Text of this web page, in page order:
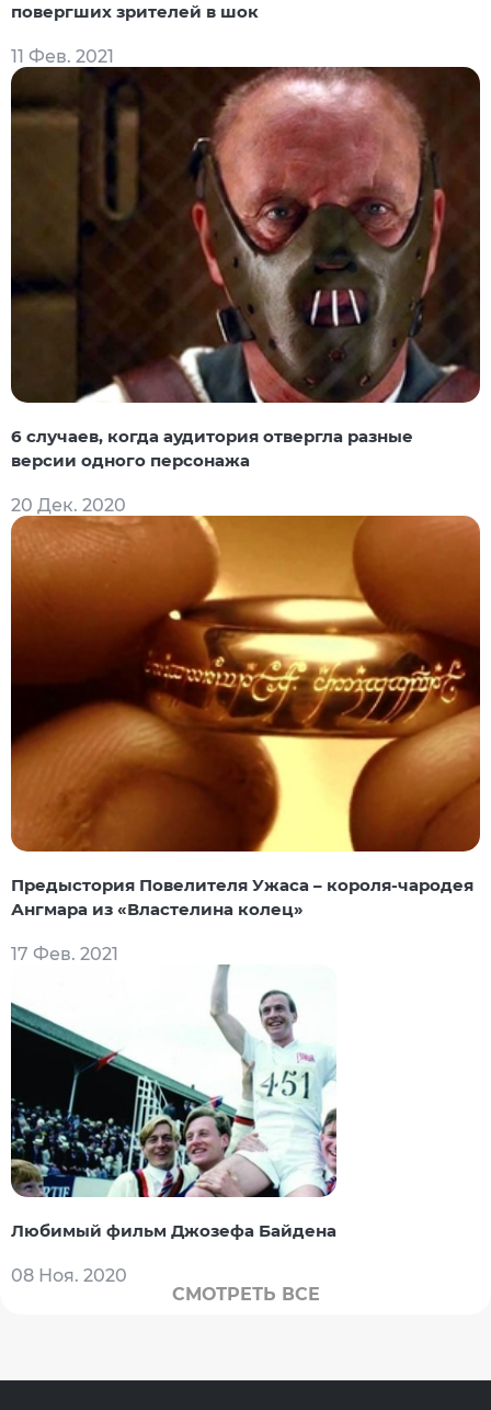
повергших зрителей в шок
11 Фев. 2021
6 случаев, когда аудитория отвергла разные
версии одного персонажа
20 Дек. 2020
Предыстория Повелителя Ужаса – короля-чародея
Ангмара из «Властелина колец»
17 Фев. 2021
Любимый фильм Джозефа Байдена
08 Ноя. 2020
СМОТРЕТЬ ВСЕ